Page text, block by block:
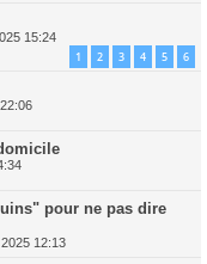
15:24
1 2 3 4 5 6
pour ne pas dire
12:13